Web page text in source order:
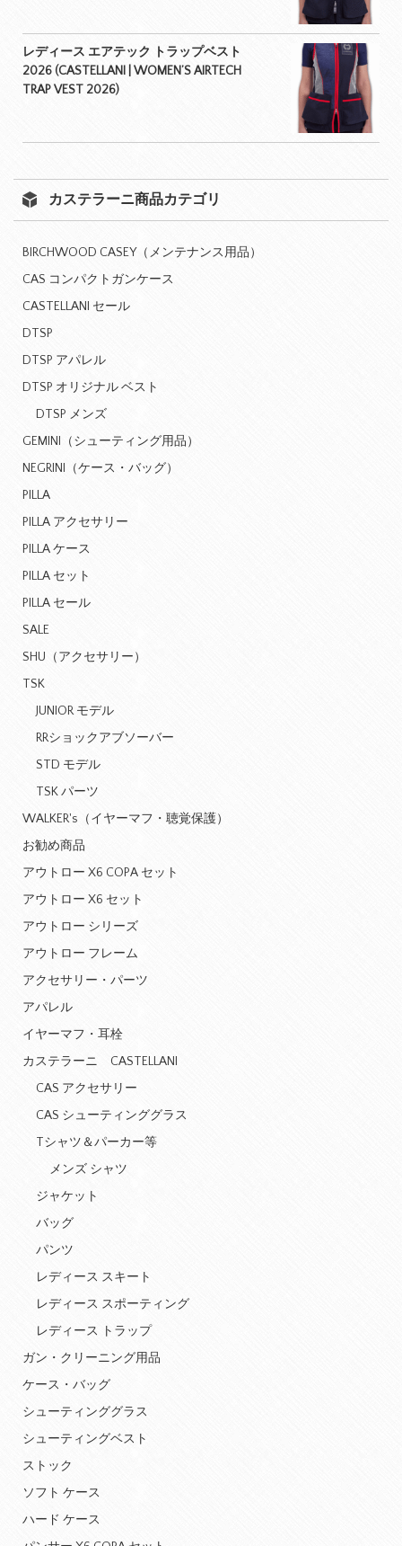
レディース エアテック トラップベスト
2026 (CASTELLANI | WOMEN’S AIRTECH
TRAP VEST 2026)
カステラーニ商品カテゴリ
BIRCHWOOD CASEY（メンテナンス用品）
CAS コンパクトガンケース
CASTELLANI セール
DTSP
DTSP アパレル
DTSP オリジナル ベスト
DTSP メンズ
GEMINI（シューティング用品）
NEGRINI（ケース・バッグ）
PILLA
PILLA アクセサリー
PILLA ケース
PILLA セット
PILLA セール
SALE
SHU（アクセサリー）
TSK
JUNIOR モデル
RRショックアブソーバー
STD モデル
TSK パーツ
WALKER's（イヤーマフ・聴覚保護）
お勧め商品
アウトロー X6 COPA セット
アウトロー X6 セット
アウトロー シリーズ
アウトロー フレーム
アクセサリー・パーツ
アパレル
イヤーマフ・耳栓
カステラーニ CASTELLANI
CAS アクセサリー
CAS シューティンググラス
Tシャツ＆パーカー等
メンズ シャツ
ジャケット
バッグ
パンツ
レディース スキート
レディース スポーティング
レディース トラップ
ガン・クリーニング用品
ケース・バッグ
シューティンググラス
シューティングベスト
ストック
ソフト ケース
ハード ケース